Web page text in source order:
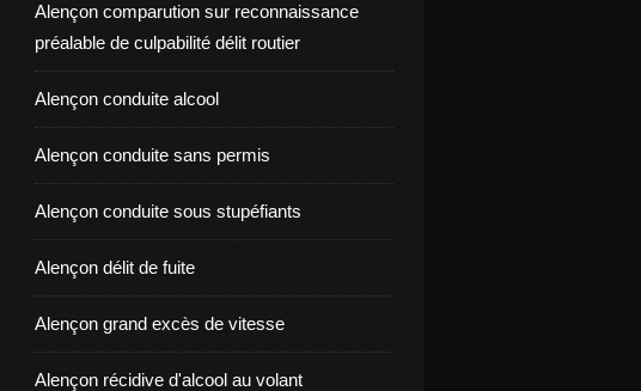
Alençon comparution sur reconnaissance
préalable de culpabilité délit routier
Alençon conduite alcool
​​​​​​​Alençon conduite sans permis
Alençon conduite sous stupéfiants
Alençon délit de fuite
Alençon grand excès de vitesse
Alençon récidive d'alcool au volant